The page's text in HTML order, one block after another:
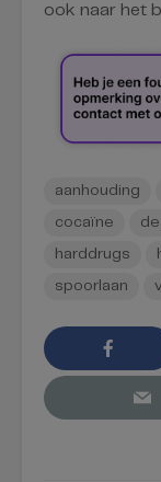
ook naar het
aanhouding
cocaïne
harddrugs
spoorlaan